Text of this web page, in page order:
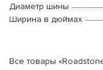
Диаметр шины
Ширина в дюймах
Все товары